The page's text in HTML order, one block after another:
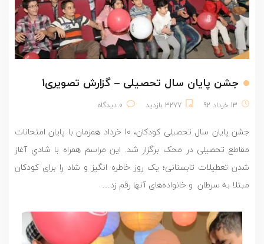
جشن پایان سال تحصیلی – گزارش تصویری1
13 خرداد 92 3277 بازدید 0 دیدگاه
جشن پایان سال تحصیلی کودکان، 10 خرداد همزمان با پایان امتحانات
مقاطع تحصیلی در محک برگزار شد. این مراسم همراه با شادیِ آغاز
شدن تعطیلات تابستانی؛ یک روز خاطره انگیز و شاد را برای کودکان
مبتلا به سرطان و خانواده‌های آنها رقم زد…